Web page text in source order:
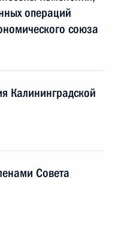
операций
союза
Калининградской
Совета